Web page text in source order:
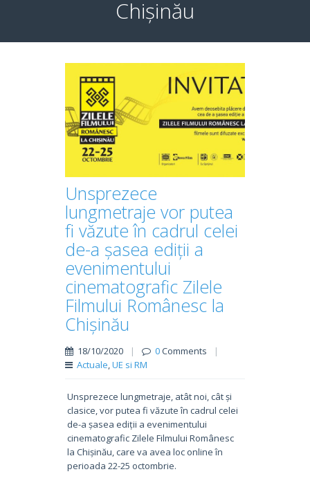
Chișinău
Unsprezece
lungmetraje vor putea
fi văzute în cadrul celei
de-a șasea ediții a
evenimentului
cinematografic Zilele
Filmului Românesc la
Chișinău
18/10/2020 | 0Comments
|
Actuale,UE si RM
Unsprezece lungmetraje, atât noi, cât și
clasice, vor putea fi văzute în cadrul celei
de-a șasea ediții a evenimentului
cinematografic Zilele Filmului Românesc
la Chișinău, care va avea loc online în
perioada 22-25 octombrie.